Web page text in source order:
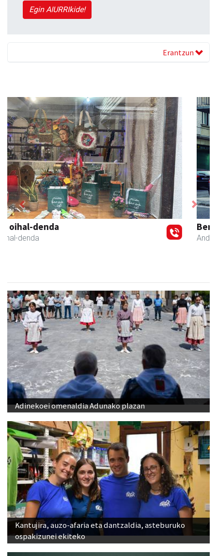
Egin AIURRIkide!
Erantzun
Bengoetxea autoeskola
Andoain - Autoeskolak
Previous Next
Adinekoei omenaldia Adunako plazan
Kantujira, auzo-afaria eta dantzaldia, asteburuko
ospakizunei ekiteko